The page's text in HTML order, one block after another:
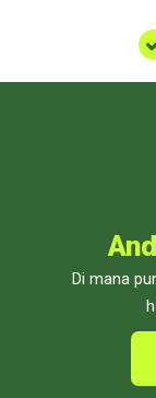
Di mana